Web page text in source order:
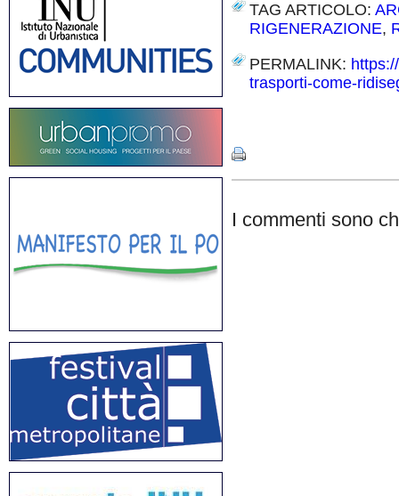
TAG ARTICOLO:
RIGENERAZIONE,
PERMALINK:
trasporti-come-
I commenti sono